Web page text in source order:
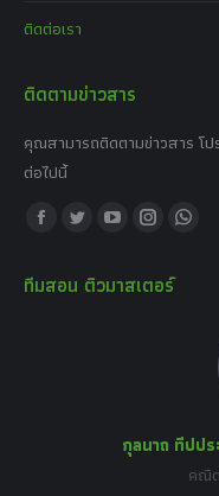
ติดต่อเรา
ติดตามข่าวสาร
คุณสามารถติดตามข่าวสาร โป
ต่อไปนี้
Find us on:
Facebook
opens
Twitter
opens
YouTube
opens
Instagram
opens
ทีมสอน ติวมาสเตอร์
กุลนาถ ทีปป
คณิ